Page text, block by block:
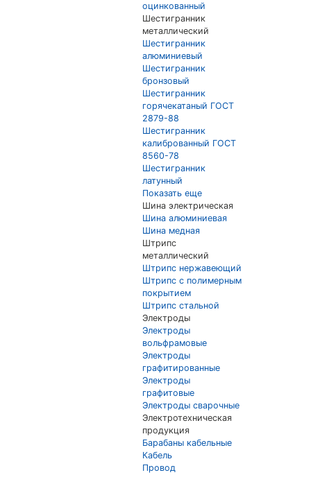
оцинкованный
Шестигранник
металлический
Шестигранник
алюминиевый
Шестигранник
бронзовый
Шестигранник
горячекатаный ГОСТ
2879-88
Шестигранник
калиброванный ГОСТ
8560-78
Шестигранник
латунный
Показать еще
Шина электрическая
Шина алюминиевая
Шина медная
Штрипс
металлический
Штрипс нержавеющий
Штрипс с полимерным
покрытием
Штрипс стальной
Электроды
Электроды
вольфрамовые
Электроды
графитированные
Электроды
графитовые
Электроды сварочные
Электротехническая
продукция
Барабаны кабельные
Кабель
Провод